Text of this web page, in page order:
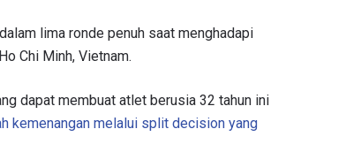
lima ronde penuh saat menghadapi
Chi Minh, Vietnam.
dapat membuat atlet berusia 32 tahun ini
kemenangan melalui split decision yang